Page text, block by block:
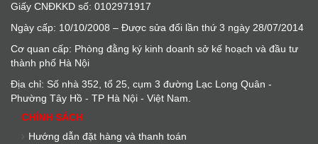
Giấy CNĐKKD số: 0102971917
Ngày cấp: 10/10/2008 – Được sửa đổi lần thứ 3 ngày 28/07/2014
Cơ quan cấp: Phòng đằng ký kinh doanh sở kế hoạch và đầu tư
thành phố Hà Nội
Địa chỉ: Số nhà 352, tổ 25, cụm 3 đường Lạc Long Quân -
Phường Tây Hồ - TP Hà Nội - Việt Nam.
CHÍNH SÁCH
Hướng dẫn đặt hàng và thanh toán